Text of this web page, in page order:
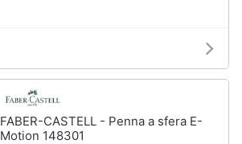
FABER-CASTELL - Penna a sfera E-
Motion 148301